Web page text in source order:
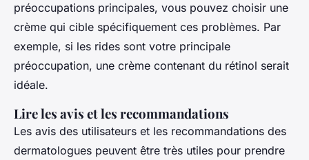
préoccupations principales, vous pouvez choisir une
crème qui cible spécifiquement ces problèmes. Par
exemple, si les rides sont votre principale
préoccupation, une crème contenant du rétinol serait
idéale.
Lire les avis et les recommandations
Les avis des utilisateurs et les recommandations des
dermatologues peuvent être très utiles pour prendre